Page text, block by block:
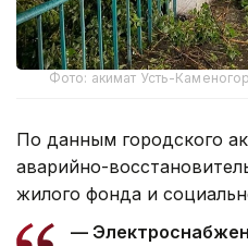
Фото: акимат Усть-
По данным городского
аварийно-
жилого фонда и
—